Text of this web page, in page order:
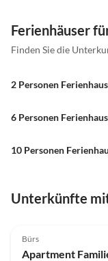
Ferienhäuser
Finden Sie die
2 Personen Ferienhaus
6 Personen Ferienhaus
10 Personen
Unterkünfte
Bürs